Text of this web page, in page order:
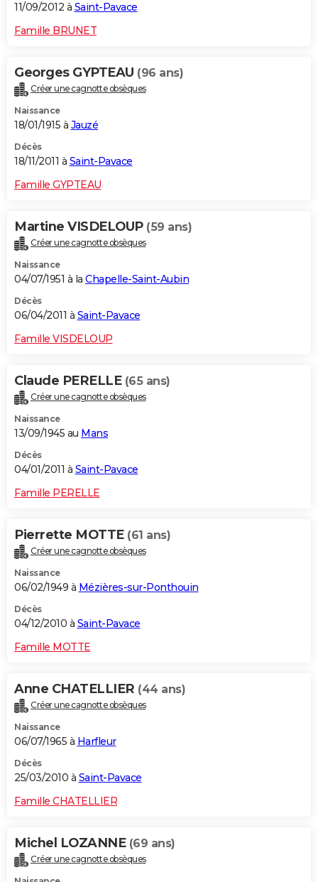
11/09/2012 à Saint-Pavace
Famille BRUNET
Georges GYPTEAU (96 ans)
Créer une cagnotte obsèques
Naissance
18/01/1915 à Jauzé
Décès
18/11/2011 à Saint-Pavace
Famille GYPTEAU
Martine VISDELOUP (59 ans)
Créer une cagnotte obsèques
Naissance
04/07/1951 à la Chapelle-Saint-Aubin
Décès
06/04/2011 à Saint-Pavace
Famille VISDELOUP
Claude PERELLE (65 ans)
Créer une cagnotte obsèques
Naissance
13/09/1945 au Mans
Décès
04/01/2011 à Saint-Pavace
Famille PERELLE
Pierrette MOTTE (61 ans)
Créer une cagnotte obsèques
Naissance
06/02/1949 à Mézières-sur-Ponthouin
Décès
04/12/2010 à Saint-Pavace
Famille MOTTE
Anne CHATELLIER (44 ans)
Créer une cagnotte obsèques
Naissance
06/07/1965 à Harfleur
Décès
25/03/2010 à Saint-Pavace
Famille CHATELLIER
Michel LOZANNE (69 ans)
Créer une cagnotte obsèques